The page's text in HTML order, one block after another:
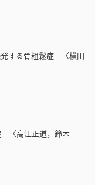
する骨粗鬆症 〈横田
〈高江正道，鈴木